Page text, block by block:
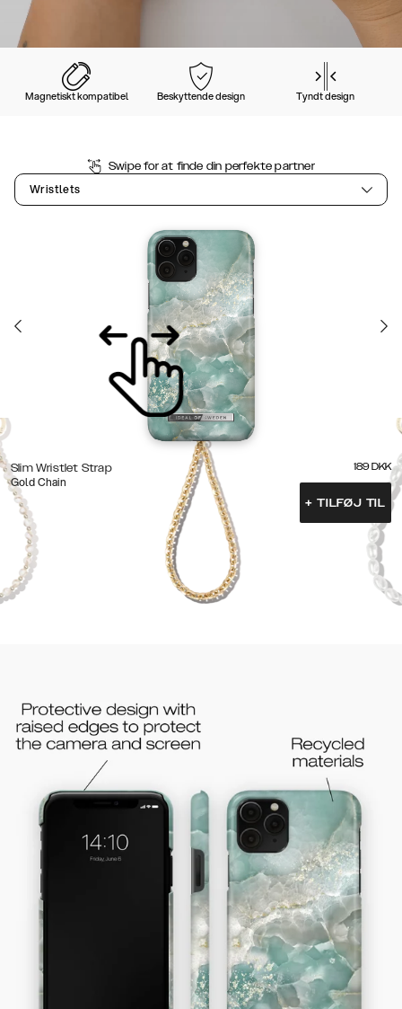
Magnetiskt kompatibel Beskyttende design Tyndt design
Swipe for at finde din perfekte partner
Wristlets
Slim Wristlet Strap
Gold Chain
189 DKK
+ TILFØJ TIL